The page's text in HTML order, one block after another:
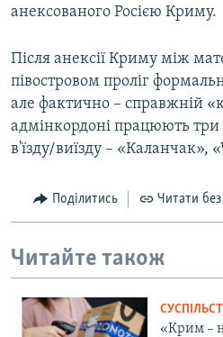
анексованого Росією Криму.
Після анексії Криму між
півостровом проліг
але фактично – справжній
адмінкордоні працюють
в'їзду/виїзду – «Каланчак»,
Поділитись Читати
Читайте також
«Крим –